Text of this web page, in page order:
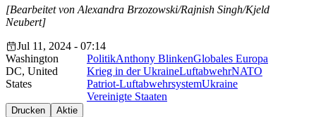
[Bearbeitet von Alexandra Brzozowski/Rajnish Singh/Kjeld
Neubert]
Jul 11, 2024 - 07:14
Washington
DC, United
States
PolitikAnthony BlinkenGlobales Europa
Krieg in der UkraineLuftabwehrNATO
Patriot-LuftabwehrsystemUkraine
Vereinigte Staaten
Drucken Aktie